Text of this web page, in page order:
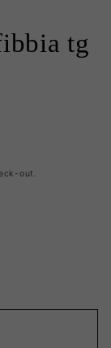
tg
out.